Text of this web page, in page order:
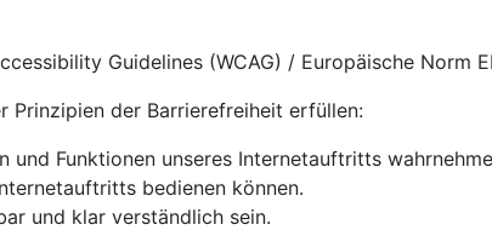
Guidelines (WCAG) / Europäische Norm
Prinzipien der Barrierefreiheit erfüllen:
Funktionen unseres Internetauftritts
bedienen können.
und klar verständlich sein.